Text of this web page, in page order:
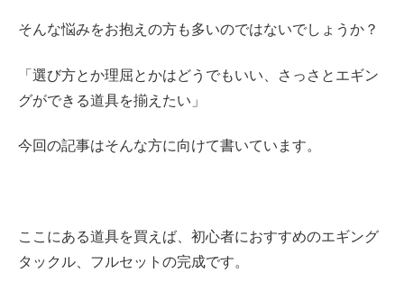
そんな悩みをお抱えの方も多いのではないでしょうか？
「選び方とか理屈とかはどうでもいい、さっさとエギン
グができる道具を揃えたい」
今回の記事はそんな方に向けて書いています。
ここにある道具を買えば、初心者におすすめのエギング
タックル、フルセットの完成です。